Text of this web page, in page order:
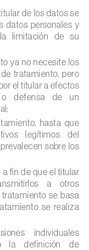
de los datos se
datos personales y
limitación de su
ya no necesite los
tratamiento, pero
el titular a efectos
o defensa de un
hasta que
legítimos del
sobre los
a fin de que el titular
a otros
se basa
se realiza
individuales
la definición de